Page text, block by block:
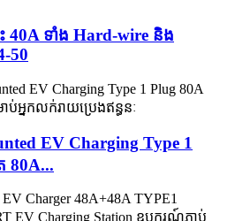
ះ 40A ទាំង Hard-wire និង
50
EV Charging Type 1
80A...